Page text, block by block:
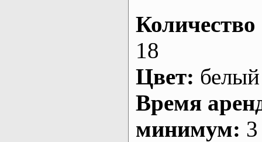
Количество
18
Цвет: белый
Время
минимум: